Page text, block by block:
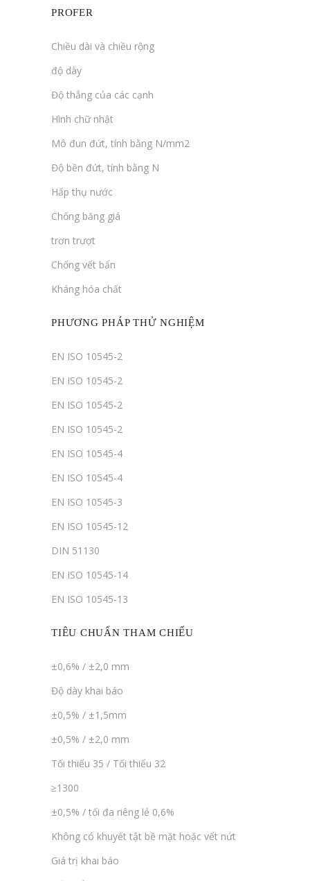
PROFER
Chiều dài và chiều rộng
độ dày
Độ thẳng của các cạnh
Hình chữ nhật
Mô đun đứt, tính bằng N/mm2
Độ bền đứt, tính bằng N
Hấp thụ nước
Chống băng giá
trơn trượt
Chống vết bẩn
Kháng hóa chất
PHƯƠNG PHÁP THỬ NGHIỆM
EN ISO 10545-2
EN ISO 10545-2
EN ISO 10545-2
EN ISO 10545-2
EN ISO 10545-4
EN ISO 10545-4
EN ISO 10545-3
EN ISO 10545-12
DIN 51130
EN ISO 10545-14
EN ISO 10545-13
TIÊU CHUẨN THAM CHIẾU
±0,6% / ±2,0 mm
Độ dày khai báo
±0,5% / ±1,5mm
±0,5% / ±2,0 mm
Tối thiểu 35 / Tối thiểu 32
≥1300
±0,5% / tối đa riêng lẻ 0,6%
Không có khuyết tật bề mặt hoặc vết nứt
Giá trị khai báo